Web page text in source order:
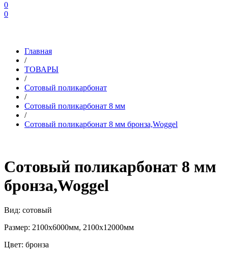
0
0
Главная
/
ТОВАРЫ
/
Сотовый поликарбонат
/
Сотовый поликарбонат 8 мм
/
Сотовый поликарбонат 8 мм бронза,Woggel
Сотовый поликарбонат 8 мм
бронза,Woggel
Вид: сотовый
Размер: 2100х6000мм, 2100х12000мм
Цвет: бронза